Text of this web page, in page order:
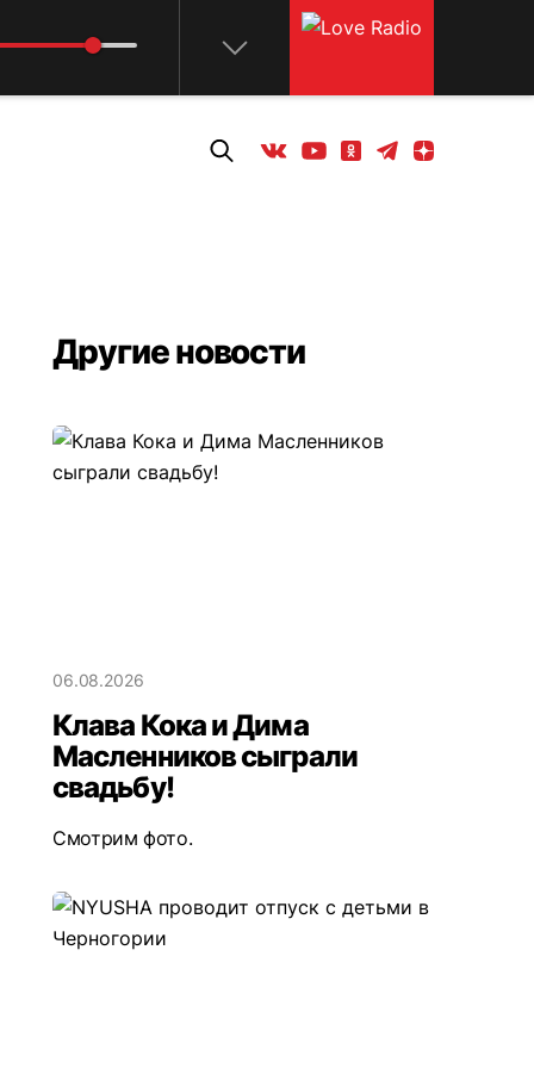
Вконтакте
YoutubeОдноклассники
ТелеграмЯндекс дзен
Другие новости
06.08.2026
Клава Кока и Дима
Масленников сыграли
свадьбу!
Смотрим фото.